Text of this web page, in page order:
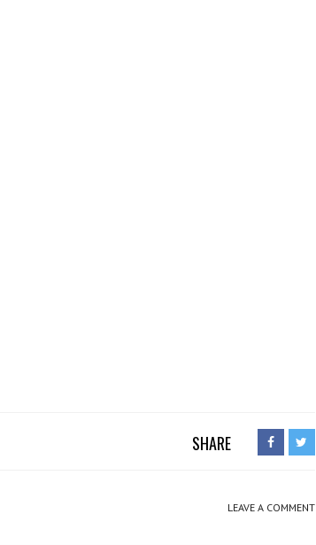
SHARE
LEAVE A COMMENT